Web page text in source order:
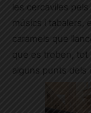
les cercaviles
músics i tabalers,
caramels que
que es troben, tot
alguns punts dels